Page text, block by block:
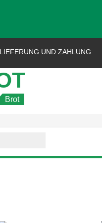
LIEFERUNG UND ZAHLUNG
Brot